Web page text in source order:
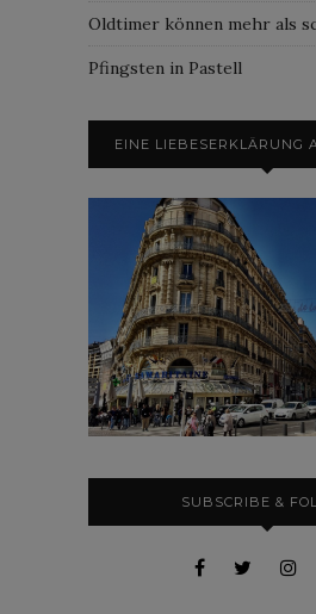
Oldtimer können mehr als
Pfingsten in Pastell
EINE LIEBESERKLÄRUNG
SUBSCRIBE &